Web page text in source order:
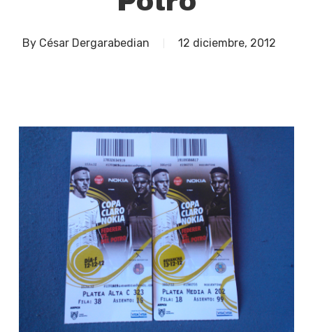
By César Dergarabedian 12 diciembre, 2012